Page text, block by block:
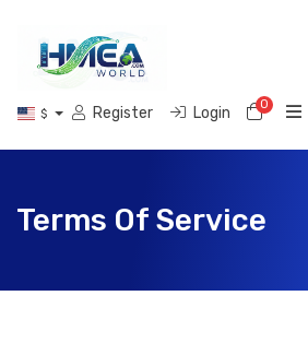
$ Register Login 0
Terms Of Service